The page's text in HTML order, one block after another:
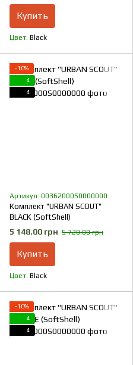
Купить
Цвет Black
−10%
4
4
Артикул: 00362000S0000000
Комплект "URBAN SCOUT"
BLACK (SoftShell)
5 148.00 грн 5 720.00 грн
Купить
Цвет Black
−10%
4
4